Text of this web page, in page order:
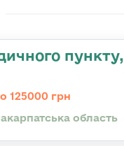
пункту,
125000 грн
область